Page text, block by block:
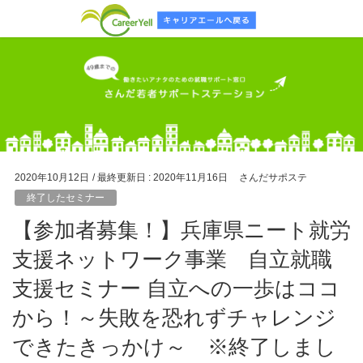
2020年10月12日 / 最終更新日 : 2020年11月16日
さんだサポステ
終了したセミナー
【参加者募集！】兵庫県ニート就労
支援ネットワーク事業 自立就職
支援セミナー 自立への一歩はココ
から！～失敗を恐れずチャレンジ
できたきっかけ～ ※終了しまし